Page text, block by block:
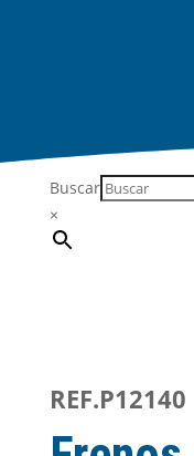
Buscar
×
REF.P12140